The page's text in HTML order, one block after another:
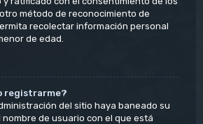
método de reconocimiento de
recolectar información personal
de edad.
registrarme?
del sitio haya baneado su
nombre de usuario con el que está